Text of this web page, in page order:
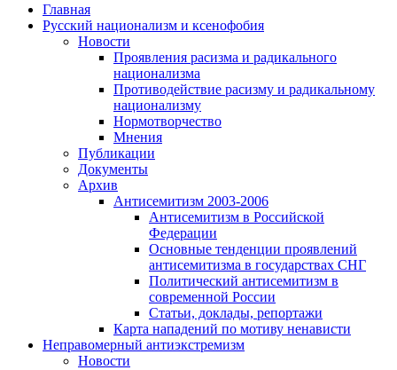
Главная
Русский национализм и ксенофобия
Новости
Проявления расизма и радикального
национализма
Противодействие расизму и радикальному
национализму
Нормотворчество
Мнения
Публикации
Документы
Архив
Антисемитизм 2003-2006
Антисемитизм в Российской
Федерации
Основные тенденции проявлений
антисемитизма в государствах СНГ
Политический антисемитизм в
современной России
Статьи, доклады, репортажи
Карта нападений по мотиву ненависти
Неправомерный антиэкстремизм
Новости